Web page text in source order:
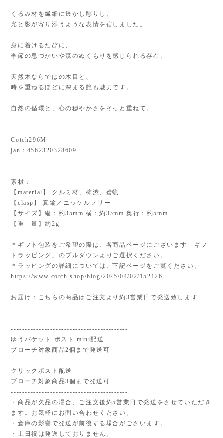
くるみ材を繊細に透かし彫りし、
光と影が寄り添うような表情を宿しました。
身に着けるたびに、
季節の息づかいや森のぬくもりを感じられる存在。
天然木ならではの木目と、
時を重ねるほどに深まる艶も魅力です。
自然の循環と、心の穏やかさをそっと重ねて。
Cotch296M
jan：4562320328609
素材：
【material】 クルミ材、柿渋、蜜蝋
【clasp】 真鍮／ニッケルフリー
【サイズ】縦：約35mm 横：約35mm 奥行：約5mm
【重 量】約2g
＊ギフト包装をご希望の際は、各商品ページにございます「ギフ
トラッピング」のプルダウンよりご選択ください。
＊ラッピングの詳細については、下記ページをご覧ください。
https://www.cotch.shop/blog/2025/04/02/152126
お届け：こちらの商品はご注文より約3営業日で発送致します
------------------------------------------
ゆうパケット ポスト mini配送
ブローチ対象商品2個まで発送可
------------------------------------------
クリックポスト配送
ブローチ対象商品3個まで発送可
------------------------------------------
・商品が欠品の場合、ご注文後約5営業日で発送をさせていただき
ます。お気軽にお問い合わせください。
・倉庫の影響で発送が前後する場合がございます。
・土日祝は発送しておりません。